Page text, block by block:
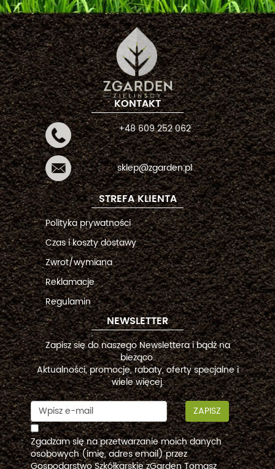
KONTAKT
+48 609 252 062
sklep@zgarden.pl
STREFA KLIENTA
Polityka prywatności
Czas i koszty dostawy
Zwrot/wymiana
Reklamacje
Regulamin
NEWSLETTER
Zapisz się do naszego Newslettera i bądź na
bieżąco.
Aktualności, promocje, rabaty, oferty specjalne i
wiele więcej.
ZAPISZ
Zgadzam się na przetwarzanie moich danych
osobowych (imię, adres email) przez
Gospodarstwo Szkółkarskie zGarden Tomasz